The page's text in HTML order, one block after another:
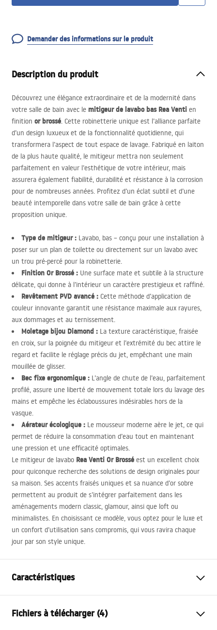
Demander des informations sur le produit
Description du produit
Découvrez une élégance extraordinaire et de la modernité dans
votre salle de bain avec le mitigeur de lavabo bas Rea Venti en
finition or brossé. Cette robinetterie unique est l’alliance parfaite
d’un design luxueux et de la fonctionnalité quotidienne, qui
transformera l’aspect de tout espace de lavage. Fabriqué en laiton
de la plus haute qualité, le mitigeur mettra non seulement
parfaitement en valeur l’esthétique de votre intérieur, mais
assurera également fiabilité, durabilité et résistance à la corrosion
pour de nombreuses années. Profitez d’un éclat subtil et d’une
beauté intemporelle dans votre salle de bain grâce à cette
proposition unique.
Type de mitigeur : Lavabo, bas – conçu pour une installation à
poser sur un plan de toilette ou directement sur un lavabo avec
un trou pré-percé pour la robinetterie.
Finition Or Brossé : Une surface mate et subtile à la structure
délicate, qui donne à l’intérieur un caractère prestigieux et raffiné.
Revêtement PVD avancé : Cette méthode d’application de
couleur innovante garantit une résistance maximale aux rayures,
aux dommages et au ternissement.
Moletage bijou Diamond : La texture caractéristique, fraisée
en croix, sur la poignée du mitigeur et l’extrémité du bec attire le
regard et facilite le réglage précis du jet, empêchant une main
mouillée de glisser.
Bec fixe ergonomique : L’angle de chute de l’eau, parfaitement
profilé, assure une liberté de mouvement totale lors du lavage des
mains et empêche les éclaboussures indésirables hors de la
vasque.
Aérateur écologique : Le mousseur moderne aère le jet, ce qui
permet de réduire la consommation d’eau tout en maintenant
une pression et une efficacité optimales.
Le mitigeur de lavabo Rea Venti Or Brossé est un excellent choix
pour quiconque recherche des solutions de design originales pour
sa maison. Ses accents fraisés uniques et sa nuance d’or sobre
permettent au produit de s’intégrer parfaitement dans les
aménagements modern classic, glamour, ainsi que loft ou
minimalistes. En choisissant ce modèle, vous optez pour le luxe et
un confort d’utilisation sans compromis, qui vous ravira chaque
jour par son style unique.
Caractéristiques
Méthode de montage
Fichiers à télécharger (4)